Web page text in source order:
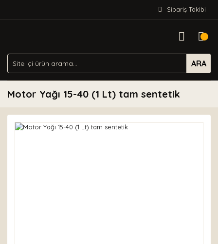
Sipariş Takibi
ARA
Motor Yağı 15-40 (1 Lt) tam sentetik